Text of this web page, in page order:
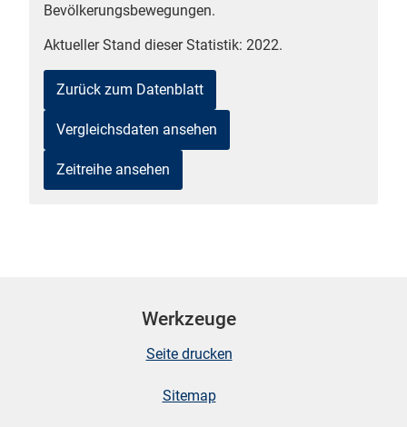
(Mikrozensus)
Bevölkerungsbewegungen.
Aktueller Stand dieser Statistik: 2022.
Zurück zum Datenblatt
Vergleichsdaten ansehen
Zeitreihe ansehen
Werkzeuge
Seite drucken
Sitemap